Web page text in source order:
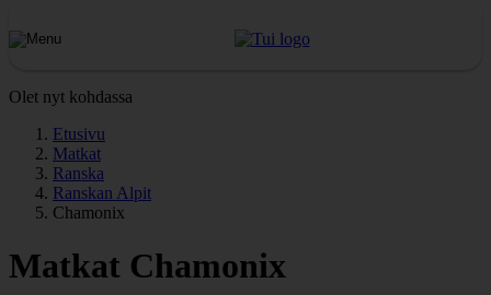
Olet nyt kohdassa
Etusivu
Matkat
Ranska
Ranskan Alpit
Chamonix
Matkat Chamonix